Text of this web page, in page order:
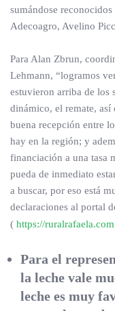
sumándose
Adecoagro, Avelino
Para Alan Zbrun,
Lehmann, “logramos
estuvieron arriba de
dinámico, el remate,
buena recepción entre
hay en la región; y
financiación a una tasa
pueda de inmediato
a buscar, por eso está
declaraciones al portal
( https://
Para el
la leche vale
leche es muy